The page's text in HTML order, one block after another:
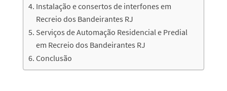
Instalação e consertos de interfones em
Recreio dos Bandeirantes RJ
Serviços de Automação Residencial e Predial
em Recreio dos Bandeirantes RJ
Conclusão